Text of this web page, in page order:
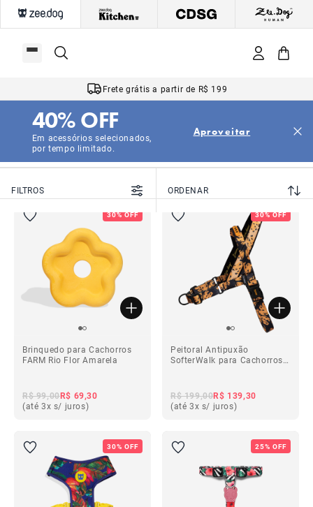
Frete grátis a partir de R$ 199
Em acessórios selecionados,
por tempo limitado.
40% OFF Aproveitar
Outlet
Início|Outlet
FILTROS ORDENAR
30% OFF
Brinquedo para Cachorros
FARM Rio Flor Amarela
R$ 99,00R$ 69,30
(até 3x s/ juros)
30% OFF
Peitoral Antipuxão
SofterWalk para Cachorros
R$ 199,00R$ 139,30
(até 3x s/ juros)
30% OFF 25% OFF